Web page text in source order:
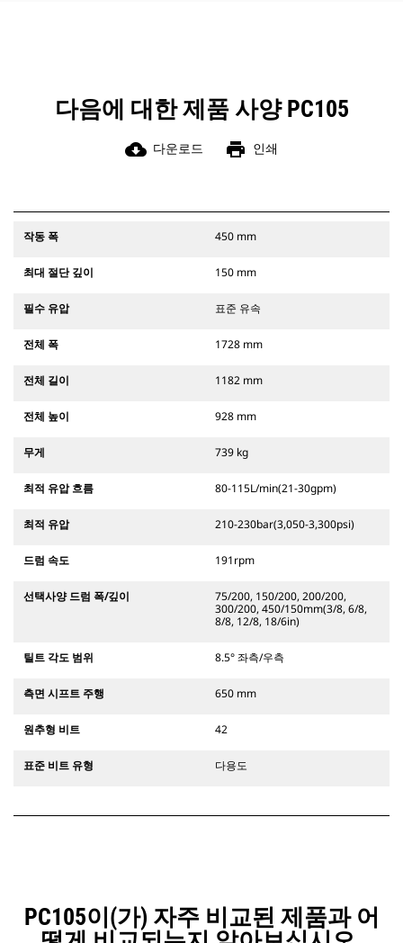
다음에 대한 제품 사양 PC105
cloud_download 다운로드 print 인쇄
작동 폭 450 mm
최대 절단 깊이 150 mm
필수 유압 표준 유속
전체 폭 1728 mm
전체 길이 1182 mm
전체 높이 928 mm
무게 739 kg
최적 유압 흐름 80-115L/min(21-30gpm)
최적 유압 210-230bar(3,050-3,300psi)
드럼 속도 191rpm
선택사양 드럼 폭/깊이
75/200, 150/200, 200/200,
300/200, 450/150mm(3/8, 6/8,
8/8, 12/8, 18/6in)
틸트 각도 범위 8.5° 좌측/우측
측면 시프트 주행 650 mm
원추형 비트 42
표준 비트 유형 다용도
PC105이(가) 자주 비교된 제품과 어